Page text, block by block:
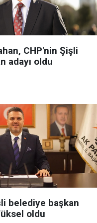
CHP'nin Şişli
adayı oldu
belediye başkan
oldu